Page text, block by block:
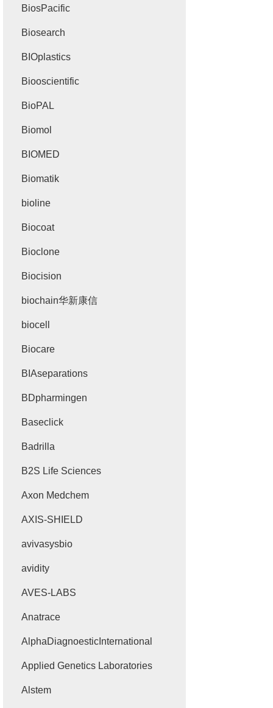
BiosPacific
Biosearch
BIOplastics
Biooscientific
BioPAL
Biomol
BIOMED
Biomatik
bioline
Biocoat
Bioclone
Biocision
biochain华新康信
biocell
Biocare
BIAseparations
BDpharmingen
Baseclick
Badrilla
B2S Life Sciences
Axon Medchem
AXIS-SHIELD
avivasysbio
avidity
AVES-LABS
Anatrace
AlphaDiagnoesticInternational
Applied Genetics Laboratories
Alstem